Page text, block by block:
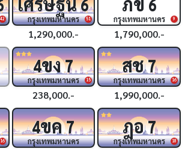
42 51
กรุงเทพมหานคร
1,290,000.-
9
กรุงเทพมหานคร
1,790,000.-
15
4ขง7
กรุงเทพมหานคร
238,000.-
16
สช7
กรุงเทพมหานคร
1,990,000.-
16
4ขค7
กรุงเทพมหานคร 18
ฎอ7
กรุงเทพมหานคร